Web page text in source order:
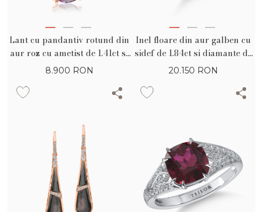
Lant cu pandantiv rotund din
aur roz cu ametist de 1.41ct si
diamante de 0.08ct
8.900 RON
Inel floare din aur galben cu
sidef de 1.84ct si diamante de
0.28ct
20.150 RON